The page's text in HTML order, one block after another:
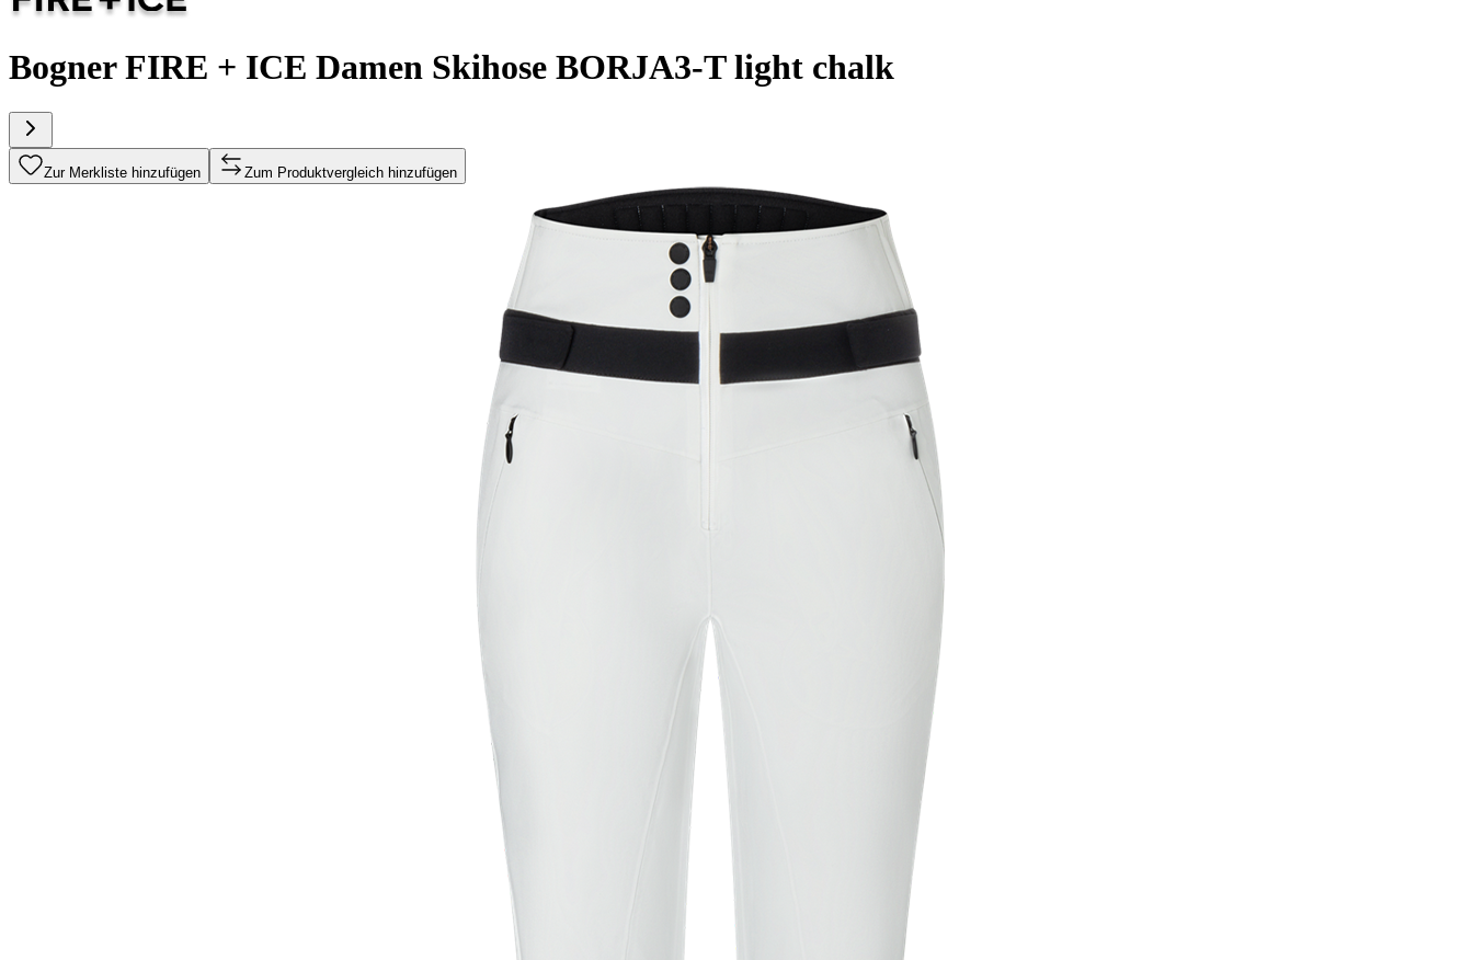
Bogner FIRE + ICE Damen Skihose BORJA3-T light chalk
Zur Merkliste hinzufügen Zum Produktvergleich hinzufügen